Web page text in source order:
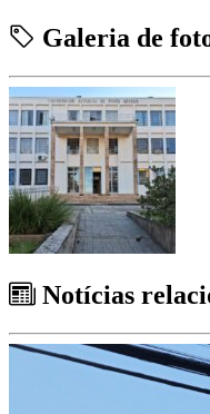
Galeria de
Notícias